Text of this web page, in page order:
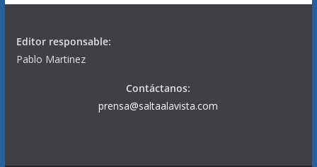
Editor responsable:
Pablo Martinez
Contáctanos:
prensa@saltaalavista.com